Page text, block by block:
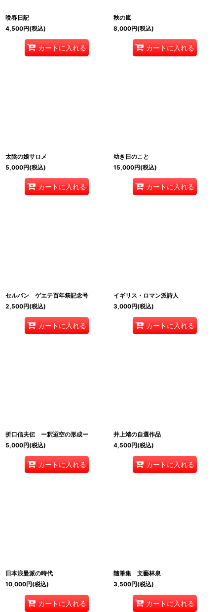
晩春日記
4,500円(税込)
カートに入れる
秋の嵐
8,000円(税込)
カートに入れる
太陰の娘サロメ
5,000円(税込)
カートに入れる
幼き日のこと
15,000円(税込)
カートに入れる
セルパン ゲエテ百年祭記念号
2,500円(税込)
カートに入れる
イギリス・ロマン派詩人
3,000円(税込)
カートに入れる
折口信夫伝 ー釈迢空の形成ー
5,000円(税込)
カートに入れる
井上靖の自選作品
4,500円(税込)
カートに入れる
日本浪曼派の時代
10,000円(税込)
カートに入れる
隨筆集 文藝林泉
3,500円(税込)
カートに入れる